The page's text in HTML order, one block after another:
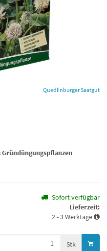
Quedlinburger Saatgut
Sofort verfügbar
Lieferzeit:
2 - 3 Werktage
Stk